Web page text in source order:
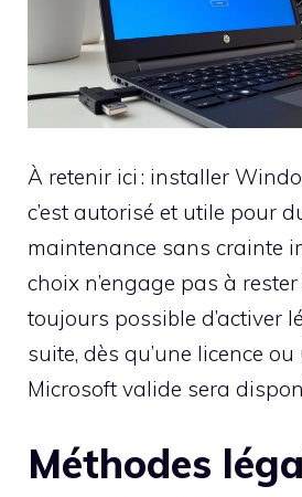
À retenir ici : installer
c’est autorisé et utile pour
maintenance sans crainte
choix n’engage pas à
toujours possible d’activer
suite, dès qu’une licence
Microsoft valide sera
Méthodes